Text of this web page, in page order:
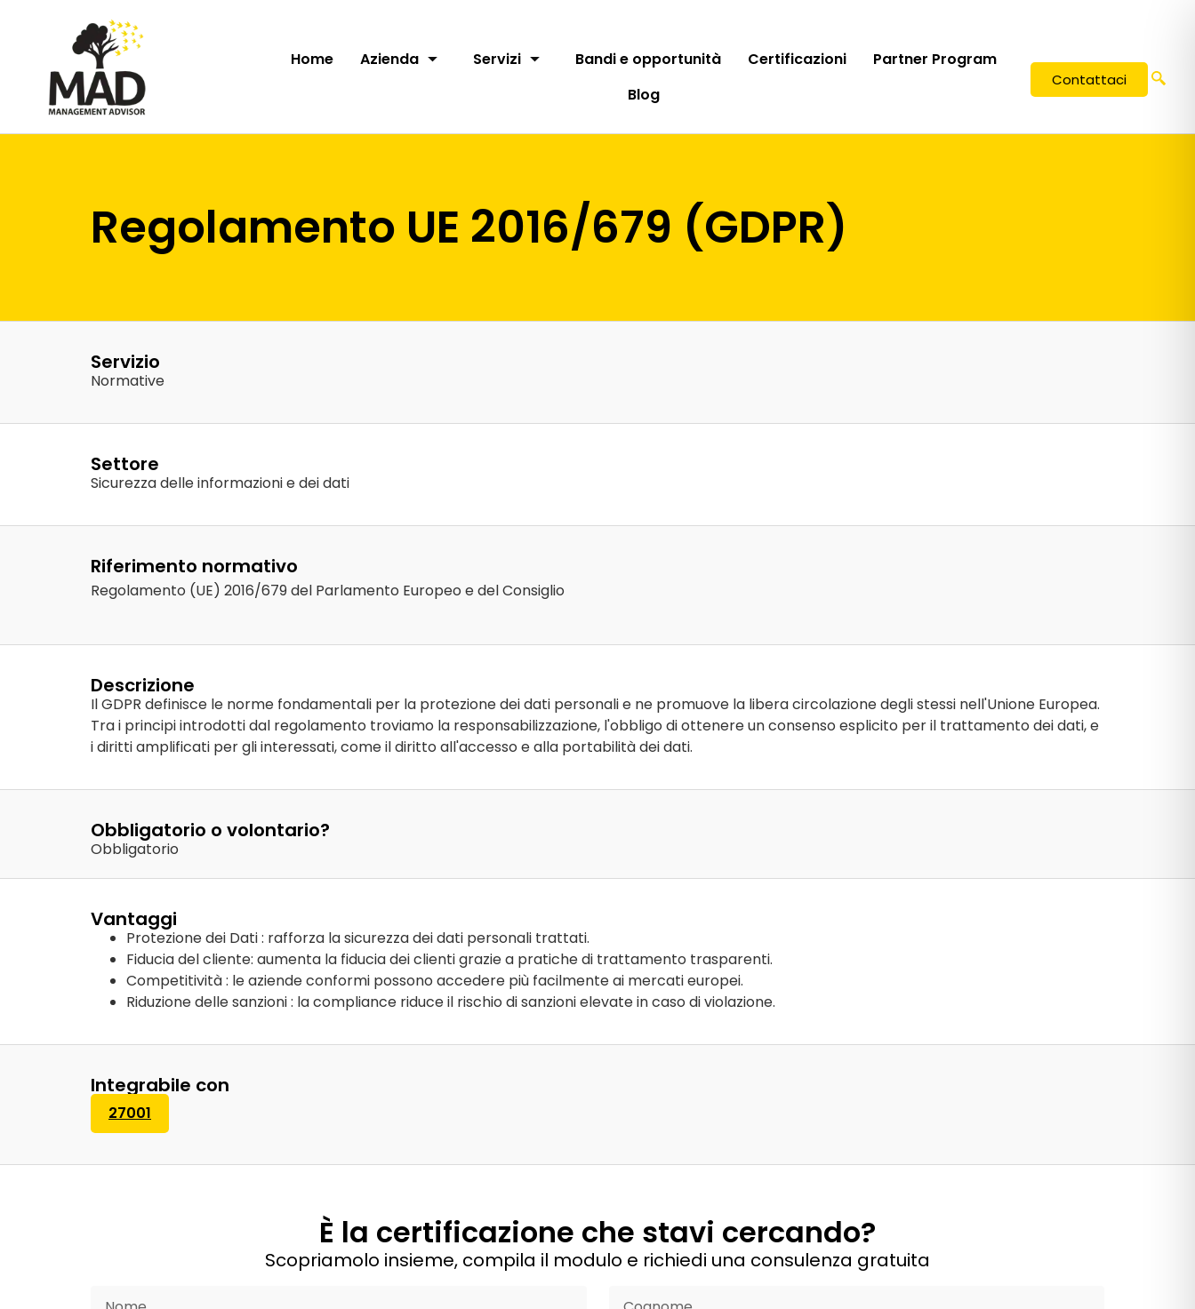
Home Azienda Servizi Bandi e opportunità Certificazioni
Partner Program
Blog
Contattaci
Regolamento UE 2016/679 (GDPR)
Servizio
Normative
Settore
Sicurezza delle informazioni e dei dati
Riferimento normativo
Regolamento (UE) 2016/679 del Parlamento Europeo e del Consiglio
Descrizione
Il GDPR definisce le norme fondamentali per la protezione dei dati personali e ne promuove la libera circolazione degli stessi nell'Unione Europea.
Tra i principi introdotti dal regolamento troviamo la responsabilizzazione, l'obbligo di ottenere un consenso esplicito per il trattamento dei dati, e
i diritti amplificati per gli interessati, come il diritto all'accesso e alla portabilità dei dati.
Obbligatorio o volontario?
Obbligatorio
Vantaggi
Protezione dei Dati : rafforza la sicurezza dei dati personali trattati.
Fiducia del cliente: aumenta la fiducia dei clienti grazie a pratiche di trattamento trasparenti.
Competitività : le aziende conformi possono accedere più facilmente ai mercati europei.
Riduzione delle sanzioni : la compliance riduce il rischio di sanzioni elevate in caso di violazione.
Integrabile con
27001
È la certificazione che stavi cercando?
Scopriamolo insieme, compila il modulo e richiedi una consulenza gratuita